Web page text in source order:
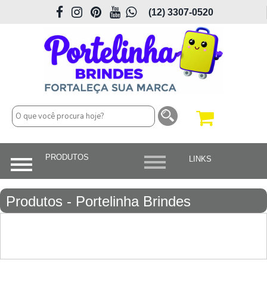
(12) 3307-0520
Produtos - Portelinha Brindes